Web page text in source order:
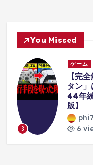
You Missed
3
ゲーム
【完
タン」
44年
版】
6